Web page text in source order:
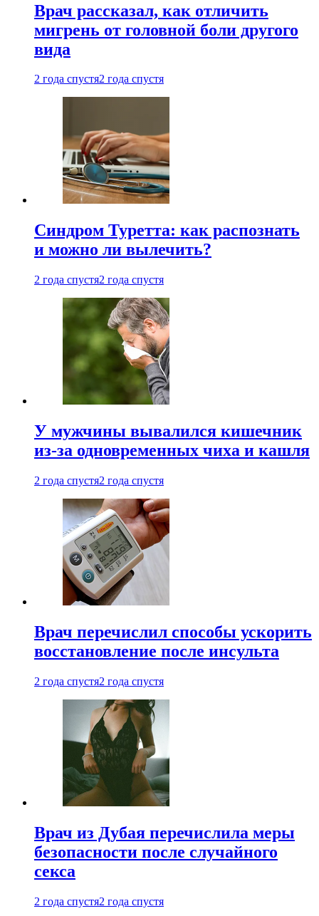
Врач рассказал, как отличить
мигрень от головной боли другого
вида
2 года спустя2 года спустя
Синдром Туретта: как распознать
и можно ли вылечить?
2 года спустя2 года спустя
У мужчины вывалился кишечник
из-за одновременных чиха и кашля
2 года спустя2 года спустя
Врач перечислил способы ускорить
восстановление после инсульта
2 года спустя2 года спустя
Врач из Дубая перечислила меры
безопасности после случайного
секса
2 года спустя2 года спустя